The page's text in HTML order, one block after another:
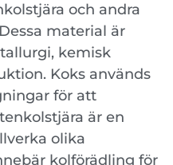
och andra
material är
kemisk
Koks används
för att
är en
olika
kolförädling för